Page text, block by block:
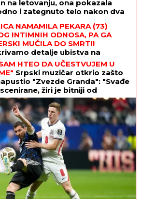
na letovanju, ona pokazala
i zategnuto telo nakon dva
NAMAMILA PEKARA (73)
INTIMNIH ODNOSA, PA GA
MUČILA DO SMRTI!
detalje ubistva na
koji LEDE KRV: Izdahnuo u
mukama dok su ga
pljačkali
HTEO DA UČESTVUJEM U
Srpski muzičar otkrio zašto
"Zvezde Granda": "Svađe
žiri je bitniji od